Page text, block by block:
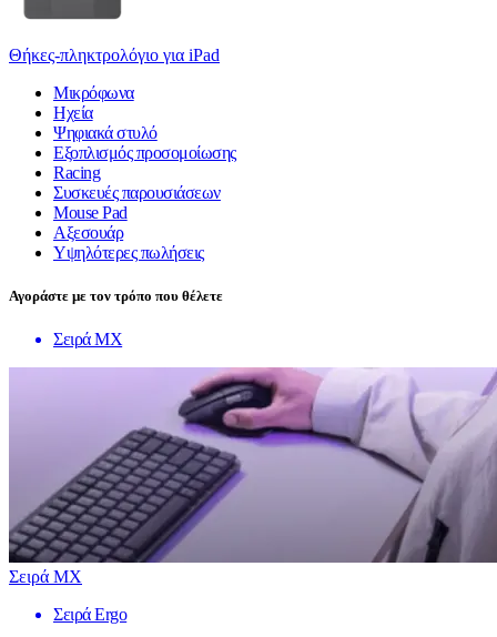
Θήκες-πληκτρολόγιο για iPad
Μικρόφωνα
Ηχεία
Ψηφιακά στυλό
Εξοπλισμός προσομοίωσης
Racing
Συσκευές παρουσιάσεων
Mouse Pad
Αξεσουάρ
Υψηλότερες πωλήσεις
Αγοράστε με τον τρόπο που θέλετε
Σειρά MX
Σειρά MX
Σειρά Ergo